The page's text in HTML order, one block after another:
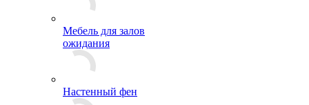
Мебель для залов
ожидания
Настенный фен